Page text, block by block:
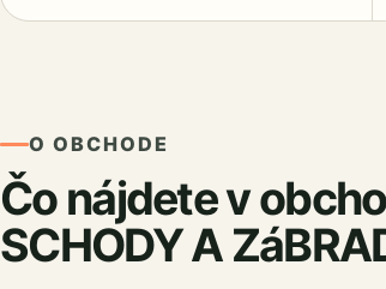
O OBCHODE
Čo nájdete v
SCHODY A